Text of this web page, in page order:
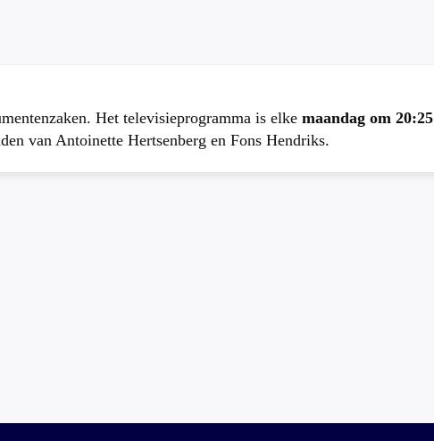
Het televisieprogramma is elke maandag om 20:25
van Antoinette Hertsenberg en Fons Hendriks.